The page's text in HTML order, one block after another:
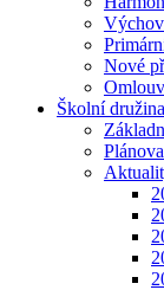
Nové
Školní družina